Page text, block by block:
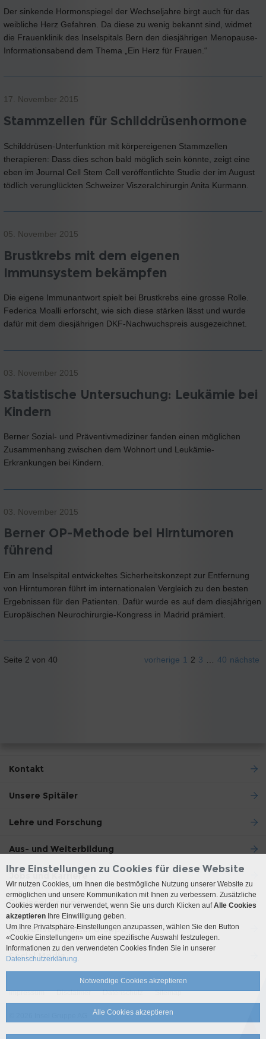
Der sinkende Hormonspiegel der Wechseljahre birgt auch für das
weibliche Herz Gefahren. Da diese zu wenig bekannt sind, widmet
die Frauenklinik des Inselspitals Bern den diesjährigen Menopause-
Informationsabend dem Thema „Ein Herz für Frauen.“
17. November 2015
Stammzellen für Schilddrüsenhormone
Schilddrüsen-Unterfunktion mit körpereigenen Stammzellen
therapieren: Dass dies schon bald möglich sein könnte, zeigt eine
eben im Journal Cell Stem Cell veröffentlichte Studie der im August
tödlich verunglückten Schweizer Viszeralchirurgin Anita Kurmann.
05. November 2015
Brustkrebs mit dem eigenen
Immunsystem bekämpfen
Die eigene Immunantwort spielt bei Brustkrebs eine grosse Rolle.
Federica Moalli erforscht, wie sich diese stärken lässt und wurde
dafür mit dem diesjährigen DKF-Nachwuchspreis ausgezeichnet.
03. November 2015
Statistische Untersuchung: Leukämie bei
Kindern
Berner Sozial- und Präventivmediziner fanden einen möglichen
Zusammenhang zwischen dem Wohnort und Leukämie-
Erkrankungen bei Kindern.
03. November 2015
Berner OP-Methode bei Hirntumoren
führend
Ein am Inselspital entwickeltes Sicherheitskonzept zur Entfernung
von Hirntumoren führt im internationalen Vergleich zu den besten
Ergebnissen für den Patienten. Dafür wurde es auf dem diesjährigen
Europäischen Neurochirurgie-Kongress in Madrid prämiert.
Seite 2 von 40 vorherige 1 2 3 … 40 nächste
Kontakt
Unsere Spitäler
Lehre und Forschung
Aus- und Weiterbildung
Jobs und Karriere
Die Insel Gruppe
Medienstelle Insel Gruppe
Social Media
Impressum Disclaimer Datenschutz Sitemap
Ihre Einstellungen zu Cookies für diese Website
Wir nutzen Cookies, um Ihnen die bestmögliche Nutzung unserer Website zu
ermöglichen und unsere Kommunikation mit Ihnen zu verbessern. Zusätzliche
Cookies werden nur verwendet, wenn Sie uns durch Klicken aufAlle Cookies
akzeptieren Ihre Einwilligung geben.
Um Ihre Privatsphäre-Einstellungen anzupassen, wählen Sie den Button
«Cookie Einstellungen» um eine spezifische Auswahl festzulegen.
Informationen zu den verwendeten Cookies finden Sie in unserer
Datenschutzerklärung.
Notwendige Cookies akzeptieren
Alle Cookies akzeptieren